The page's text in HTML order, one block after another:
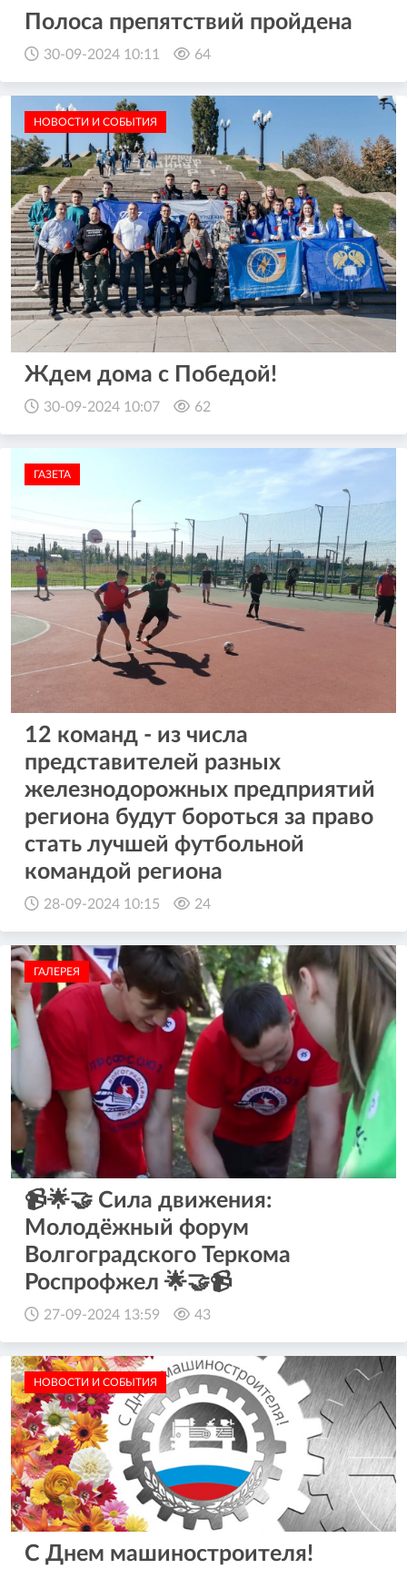
Полоса препятствий пройдена
30-09-2024 10:11 64
НОВОСТИ И СОБЫТИЯ
Ждем дома с Победой!
30-09-2024 10:07 62
ГАЗЕТА
12 команд - из числа
представителей разных
железнодорожных предприятий
региона будут бороться за право
стать лучшей футбольной
командой региона
28-09-2024 10:15 24
ГАЛЕРЕЯ
📹🌟🤝 Сила движения:
Молодёжный форум
Волгоградского Теркома
Роспрофжел 🌟🤝📹
27-09-2024 13:59 43
НОВОСТИ И СОБЫТИЯ
С Днем машиностроителя!